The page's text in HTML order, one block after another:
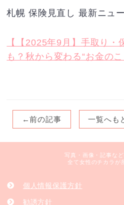
札幌 保険見直し 最新ニュ
【【2025年9月】手取り
も？秋から変わる“お金のこ
←前の記事 一覧へも
写真・画像・記事など
全て女性のチカラが
個人情報保護方針
勧誘方針